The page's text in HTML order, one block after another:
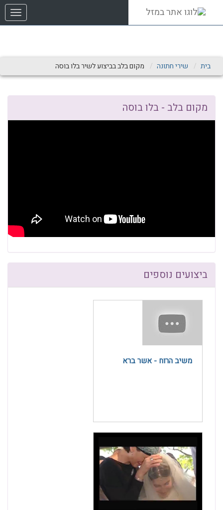
בְּאֲתָר
מַעֲרֶכֶת
בִּקְלִיק
לִנְגִישׁוּת
הָאֲתָר.
תפריט
בית שירי חתונה מקום בלב בביצוע לשיר בלו בוסה
מקום בלב - בלו בוסה
ביצועים נוספים
משיב הרוח - אשר ברא